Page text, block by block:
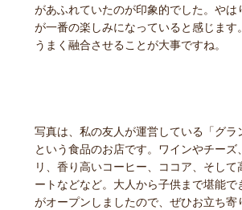
があふれていたのが印象的でした。やは
が一番の楽しみになっていると感じます
うまく融合させることが大事ですね。
写真は、私の友人が運営している「グラ
という食品のお店です。ワインやチーズ
リ、香り高いコーヒー、ココア、そして
ートなどなど。大人から子供まで堪能で
がオープンしましたので、ぜひお立ち寄